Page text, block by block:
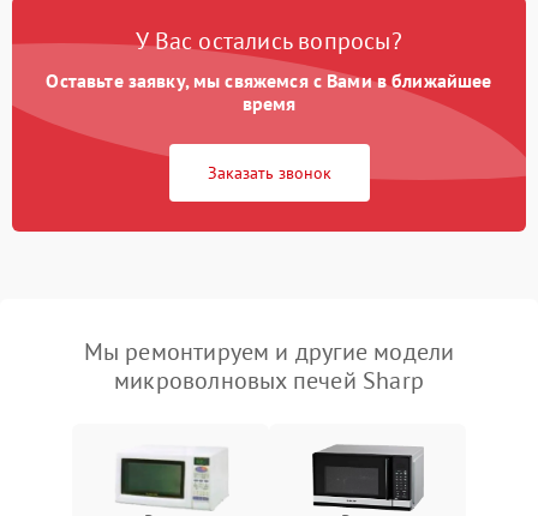
У Вас остались вопросы?
Оставьте заявку, мы свяжемся с Вами в ближайшее
время
Заказать звонок
Мы ремонтируем и другие модели
микроволновых печей Sharp